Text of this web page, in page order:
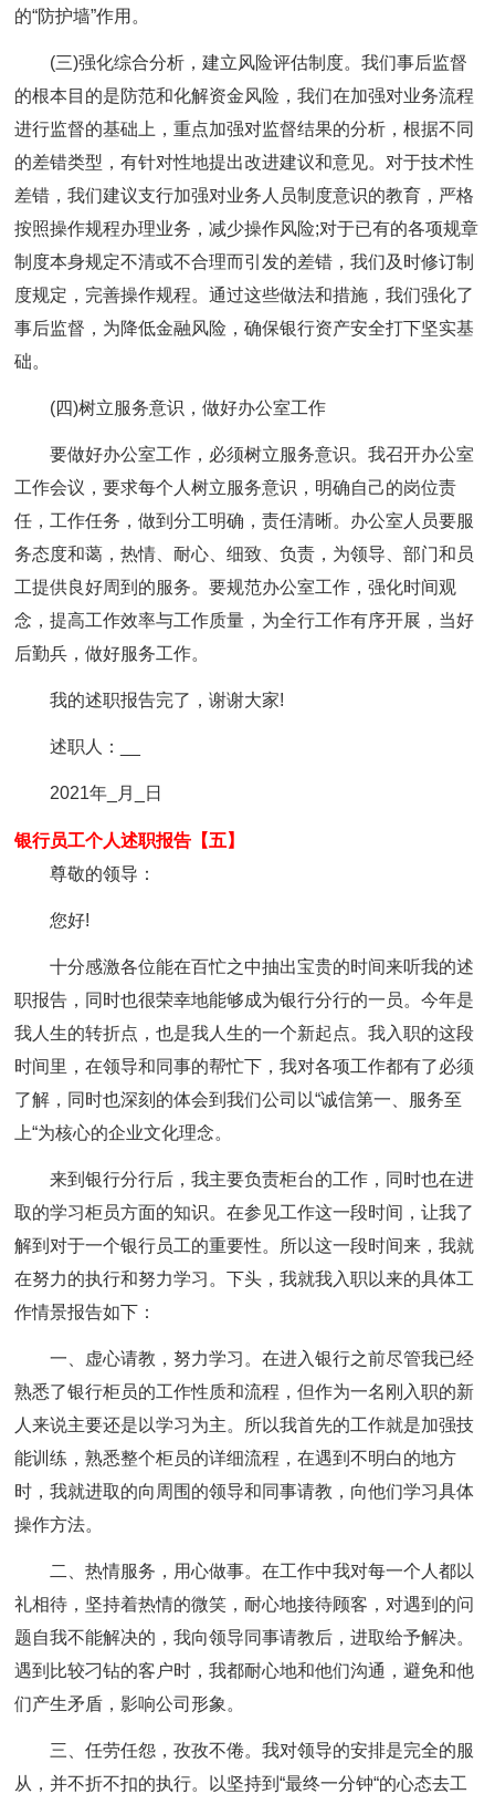
的“防护墙”作用。
(三)强化综合分析，建立风险评估制度。我们事后监督
的根本目的是防范和化解资金风险，我们在加强对业务流程
进行监督的基础上，重点加强对监督结果的分析，根据不同
的差错类型，有针对性地提出改进建议和意见。对于技术性
差错，我们建议支行加强对业务人员制度意识的教育，严格
按照操作规程办理业务，减少操作风险;对于已有的各项规章
制度本身规定不清或不合理而引发的差错，我们及时修订制
度规定，完善操作规程。通过这些做法和措施，我们强化了
事后监督，为降低金融风险，确保银行资产安全打下坚实基
础。
(四)树立服务意识，做好办公室工作
要做好办公室工作，必须树立服务意识。我召开办公室
工作会议，要求每个人树立服务意识，明确自己的岗位责
任，工作任务，做到分工明确，责任清晰。办公室人员要服
务态度和蔼，热情、耐心、细致、负责，为领导、部门和员
工提供良好周到的服务。要规范办公室工作，强化时间观
念，提高工作效率与工作质量，为全行工作有序开展，当好
后勤兵，做好服务工作。
我的述职报告完了，谢谢大家!
述职人：__
2021年_月_日
银行员工个人述职报告【五】
尊敬的领导：
您好!
十分感激各位能在百忙之中抽出宝贵的时间来听我的述
职报告，同时也很荣幸地能够成为银行分行的一员。今年是
我人生的转折点，也是我人生的一个新起点。我入职的这段
时间里，在领导和同事的帮忙下，我对各项工作都有了必须
了解，同时也深刻的体会到我们公司以“诚信第一、服务至
上“为核心的企业文化理念。
来到银行分行后，我主要负责柜台的工作，同时也在进
取的学习柜员方面的知识。在参见工作这一段时间，让我了
解到对于一个银行员工的重要性。所以这一段时间来，我就
在努力的执行和努力学习。下头，我就我入职以来的具体工
作情景报告如下：
一、虚心请教，努力学习。在进入银行之前尽管我已经
熟悉了银行柜员的工作性质和流程，但作为一名刚入职的新
人来说主要还是以学习为主。所以我首先的工作就是加强技
能训练，熟悉整个柜员的详细流程，在遇到不明白的地方
时，我就进取的向周围的领导和同事请教，向他们学习具体
操作方法。
二、热情服务，用心做事。在工作中我对每一个人都以
礼相待，坚持着热情的微笑，耐心地接待顾客，对遇到的问
题自我不能解决的，我向领导同事请教后，进取给予解决。
遇到比较刁钻的客户时，我都耐心地和他们沟通，避免和他
们产生矛盾，影响公司形象。
三、任劳任怨，孜孜不倦。我对领导的安排是完全的服
从，并不折不扣的执行。以坚持到“最终一分钟“的心态去工